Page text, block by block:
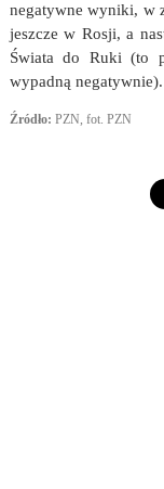
negatywne wyniki, w
jeszcze w Rosji, a
Świata do Ruki (to
wypadną negatywnie).
Źródło: PZN, fot. PZN